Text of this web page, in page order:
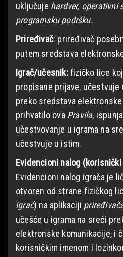
uključuje hardver, operativni
programsku podršku.
Priređivač: priređivač
putem sredstava
Igrač/učesnik:fizičko lice
propisane prijave, učestvuje
preko sredstava
prihvatilo ova Pravila,
učestvovanje u igrama na
učestvuje u istim.
Evidencioni nalog
Evidencioni nalog igrača je
otvoren od strane fizičkog
igrač) na aplikaciji
učešće u igrama na sreći
elektronske komunikacije, i
korisničkim imenom i